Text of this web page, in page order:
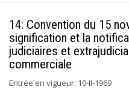
14: Convention du 15
signification et la
judiciaires et
commerciale
Entrée en vigueur: 10-II-1969